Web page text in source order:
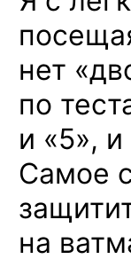
нет
по
и «5»,
Самое
на